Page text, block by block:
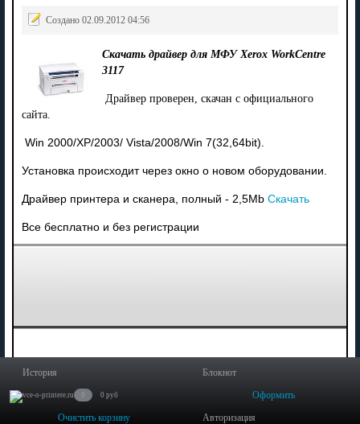
Создано 02.09.2012 04:56
Скачать драйвер для МФУ Xerox WorkCentre
3117
Драйвер проверен, скачан с официального
сайта.
Win 2000/XP/2003/ Vista/2008/Win 7(32,64bit).
Установка происходит через окно о новом оборудовании.
Драйвер принтера и сканера, полный - 2,5Mb Скачать
Все бесплатно и без регистрации
История Блокнот
0 0 руб
Оформить
Очистить корзину
Авторизация